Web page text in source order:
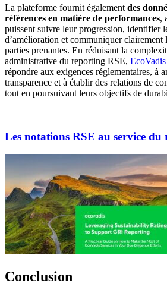
La plateforme fournit également des
références en matière de performances,
puissent suivre leur progression, identifier
d’amélioration et communiquer clairement
parties prenantes. En réduisant la
administrative du reporting RSE, EcoVadis
répondre aux exigences réglementaires, à
transparence et à établir des relations de
tout en poursuivant leurs objectifs de
Les notations RSE au service
Conclusion